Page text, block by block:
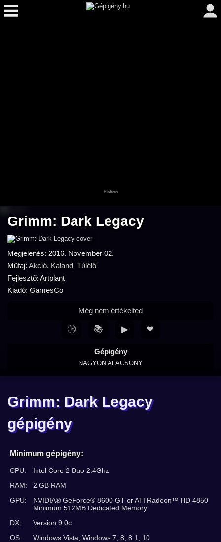
Grimm: Dark Legacy
Megjelenés: 2016. November 02.
Műfaj: Akció, Kaland, Túlélő
Fejlesztő: Artplant
Kiadó: GamesCo
Gépigény
NAGYON ALACSONY
Még nem értékelted
🕑 📚 ▶ ❤
Grimm: Dark Legacy
gépigény
Minimum gépigény:
CPU:
Intel Core 2 Duo 2.4Ghz
RAM:
2 GB RAM
GPU:
NVIDIA® GeForce® 8600 GT or ATI Radeon™ HD 4850
Minimum 512MB Dedicated Memory
DX:
Version 9.0c
OS:
Windows Vista, Windows 7, 8, 8.1, 10